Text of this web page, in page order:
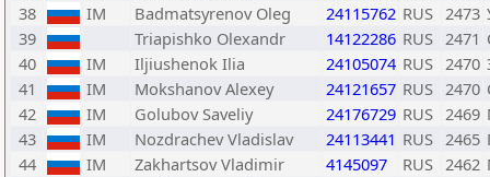
38
IM Badmatsyrenov Oleg 24115762 RUS 2473
39
Triapishko Olexandr 14122286 RUS 2471
40
IM Iljiushenok Ilia 24105074 RUS 2470
41
IM Mokshanov Alexey 24121657 RUS 2470
42
IM Golubov Saveliy 24176729 RUS 2469
43
IM Nozdrachev Vladislav 24113441 RUS 2465
44
IM Zakhartsov Vladimir 4145097 RUS 2462